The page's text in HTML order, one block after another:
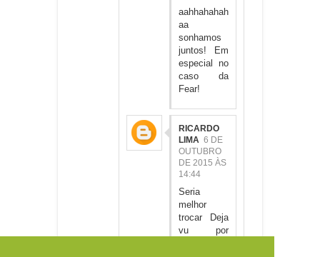
aahhahahah
aa
sonhamos
juntos! Em
especial no
caso da
Fear!
RICARDO
LIMA 6 DE
OUTUBRO
DE 2015 ÀS
14:44
Seria
melhor
trocar Deja
vu por